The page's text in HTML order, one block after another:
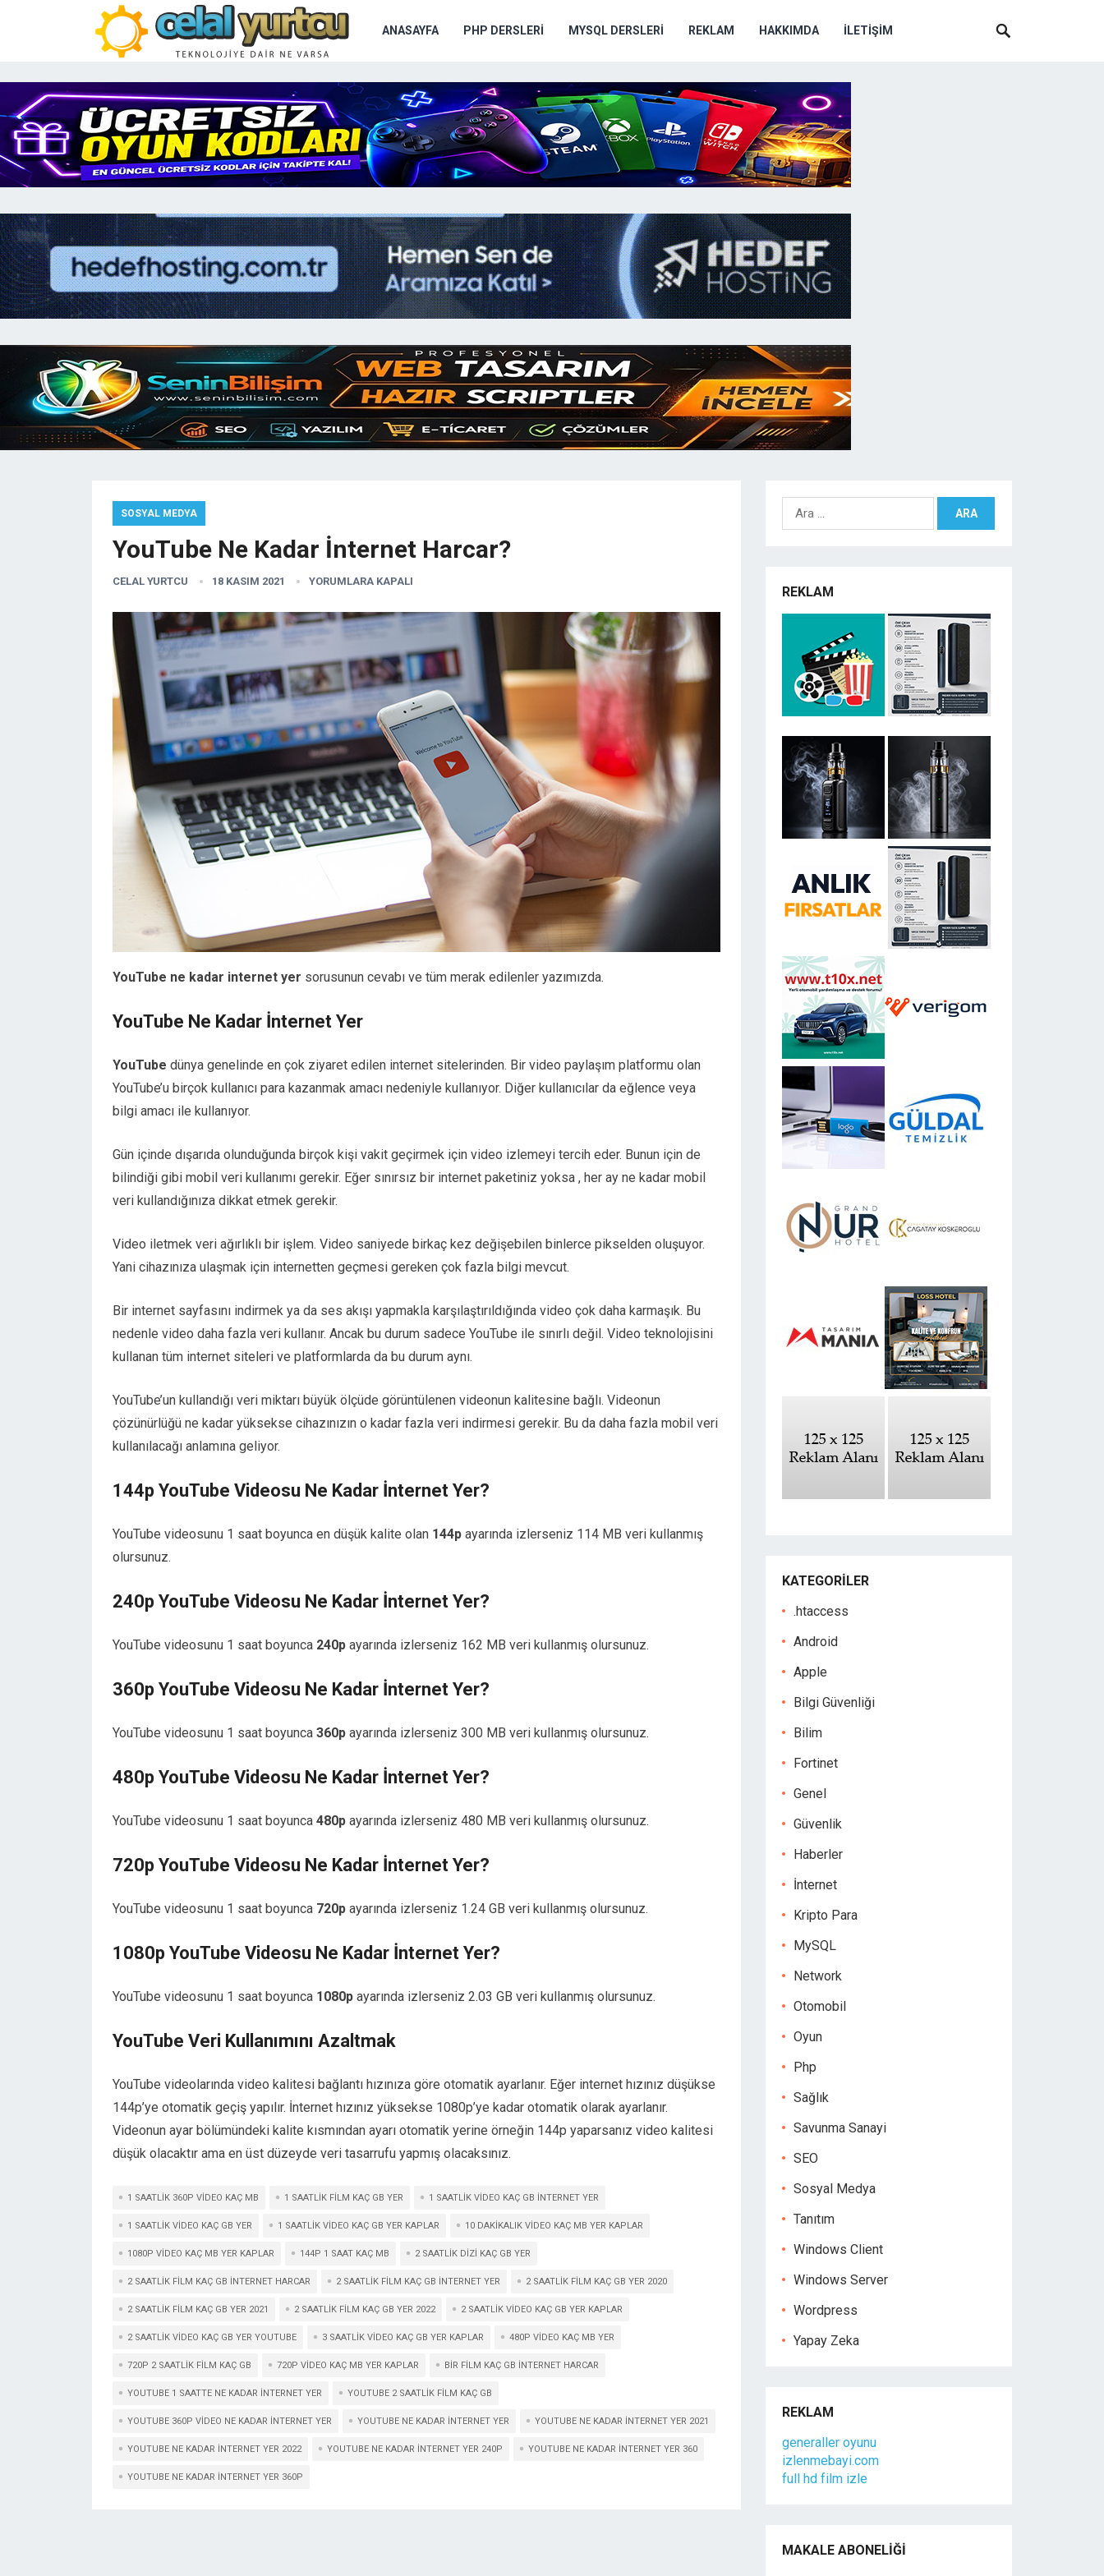
ANASAYFA PHP DERSLERI MYSQL DERSLERI REKLAM HAKKIMDA İLETIŞIM
SOSYAL MEDYA
YouTube Ne Kadar İnternet Harcar?
CELAL YURTCU 18 KASIM 2021 YORUMLARA KAPALI
YouTube ne kadar internet yer sorusunun cevabı ve tüm merak edilenler yazımızda.
YouTube Ne Kadar İnternet Yer
YouTube dünya genelinde en çok ziyaret edilen internet sitelerinden. Bir video paylaşım platformu olan
YouTube’u birçok kullanıcı para kazanmak amacı nedeniyle kullanıyor. Diğer kullanıcılar da eğlence veya
bilgi amacı ile kullanıyor.
Gün içinde dışarıda olunduğunda birçok kişi vakit geçirmek için video izlemeyi tercih eder. Bunun için de
bilindiği gibi mobil veri kullanımı gerekir. Eğer sınırsız bir internet paketiniz yoksa , her ay ne kadar mobil
veri kullandığınıza dikkat etmek gerekir.
Video iletmek veri ağırlıklı bir işlem. Video saniyede birkaç kez değişebilen binlerce pikselden oluşuyor.
Yani cihazınıza ulaşmak için internetten geçmesi gereken çok fazla bilgi mevcut.
Bir internet sayfasını indirmek ya da ses akışı yapmakla karşılaştırıldığında video çok daha karmaşık. Bu
nedenle video daha fazla veri kullanır. Ancak bu durum sadece YouTube ile sınırlı değil. Video teknolojisini
kullanan tüm internet siteleri ve platformlarda da bu durum aynı.
YouTube’un kullandığı veri miktarı büyük ölçüde görüntülenen videonun kalitesine bağlı. Videonun
çözünürlüğü ne kadar yüksekse cihazınızın o kadar fazla veri indirmesi gerekir. Bu da daha fazla mobil veri
kullanılacağı anlamına geliyor.
144p YouTube Videosu Ne Kadar İnternet Yer?
YouTube videosunu 1 saat boyunca en düşük kalite olan 144p ayarında izlerseniz 114 MB veri kullanmış
olursunuz.
240p YouTube Videosu Ne Kadar İnternet Yer?
YouTube videosunu 1 saat boyunca 240p ayarında izlerseniz 162 MB veri kullanmış olursunuz.
360p YouTube Videosu Ne Kadar İnternet Yer?
YouTube videosunu 1 saat boyunca 360p ayarında izlerseniz 300 MB veri kullanmış olursunuz.
480p YouTube Videosu Ne Kadar İnternet Yer?
YouTube videosunu 1 saat boyunca 480p ayarında izlerseniz 480 MB veri kullanmış olursunuz.
720p YouTube Videosu Ne Kadar İnternet Yer?
YouTube videosunu 1 saat boyunca 720p ayarında izlerseniz 1.24 GB veri kullanmış olursunuz.
1080p YouTube Videosu Ne Kadar İnternet Yer?
YouTube videosunu 1 saat boyunca 1080p ayarında izlerseniz 2.03 GB veri kullanmış olursunuz.
YouTube Veri Kullanımını Azaltmak
YouTube videolarında video kalitesi bağlantı hızınıza göre otomatik ayarlanır. Eğer internet hızınız düşükse
144p’ye otomatik geçiş yapılır. İnternet hızınız yüksekse 1080p’ye kadar otomatik olarak ayarlanır.
Videonun ayar bölümündeki kalite kısmından ayarı otomatik yerine örneğin 144p yaparsanız video kalitesi
düşük olacaktır ama en üst düzeyde veri tasarrufu yapmış olacaksınız.
1 SAATLIK 360P VIDEO KAÇ MB 1 SAATLIK FILM KAÇ GB YER 1 SAATLIK VIDEO KAÇ GB INTERNET YER
1 SAATLIK VIDEO KAÇ GB YER 1 SAATLIK VIDEO KAÇ GB YER KAPLAR 10 DAKIKALIK VIDEO KAÇ MB YER KAPLAR
1080P VIDEO KAÇ MB YER KAPLAR 144P 1 SAAT KAÇ MB 2 SAATLIK DIZI KAÇ GB YER
2 SAATLIK FILM KAÇ GB INTERNET HARCAR 2 SAATLIK FILM KAÇ GB INTERNET YER 2 SAATLIK FILM KAÇ GB YER 2020
2 SAATLIK FILM KAÇ GB YER 2021 2 SAATLIK FILM KAÇ GB YER 2022 2 SAATLIK VIDEO KAÇ GB YER KAPLAR
2 SAATLIK VIDEO KAÇ GB YER YOUTUBE 3 SAATLIK VIDEO KAÇ GB YER KAPLAR 480P VIDEO KAÇ MB YER
720P 2 SAATLIK FILM KAÇ GB 720P VIDEO KAÇ MB YER KAPLAR BIR FILM KAÇ GB INTERNET HARCAR
YOUTUBE 1 SAATTE NE KADAR INTERNET YER YOUTUBE 2 SAATLIK FILM KAÇ GB
YOUTUBE 360P VIDEO NE KADAR INTERNET YER YOUTUBE NE KADAR INTERNET YER YOUTUBE NE KADAR INTERNET YER 2021
YOUTUBE NE KADAR INTERNET YER 2022 YOUTUBE NE KADAR INTERNET YER 240P YOUTUBE NE KADAR INTERNET YER 360
YOUTUBE NE KADAR INTERNET YER 360P
Arama:
REKLAM
KATEGORILER
.htaccess
Android
Apple
Bilgi Güvenliği
Bilim
Fortinet
Genel
Güvenlik
Haberler
İnternet
Kripto Para
MySQL
Network
Otomobil
Oyun
Php
Sağlık
Savunma Sanayi
SEO
Sosyal Medya
Tanıtım
Windows Client
Windows Server
Wordpress
Yapay Zeka
REKLAM
generaller oyunu
izlenmebayi.com
full hd film izle
MAKALE ABONELIĞI